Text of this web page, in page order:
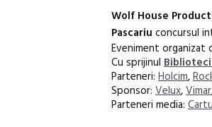
Wolf House
Pascariu concursul
Eveniment organizat
Cu sprijinul
Parteneri: Holcim,
Sponsor: Velux,Vimar
Parteneri media: